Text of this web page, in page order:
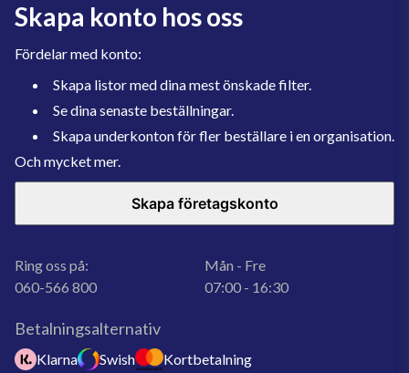
Skapa konto hos oss
Fördelar med konto:
Skapa listor med dina mest önskade filter.
Se dina senaste beställningar.
Skapa underkonton för fler beställare i en organisation.
Och mycket mer.
Skapa företagskonto
Ring oss på:
060-566 800
Mån - Fre
07:00 - 16:30
Betalningsalternativ
Klarna Swish Kortbetalning